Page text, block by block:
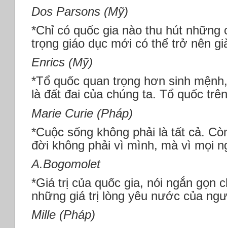
Dos Parsons (Mỹ)
*Chỉ có quốc gia nào thu hút những
trọng giáo dục mới có thể trở nên
Enrics (Mỹ)
*Tổ quốc quan trọng hơn sinh
là đất đai của chúng ta. Tổ quốc
Marie Curie (Pháp)
*Cuộc sống không phải là tất cả.
đời không phải vì mình, mà vì mọi
A.Bogomolet
*Giá trị của quốc gia, nói ngắn gọn
những giá trị lòng yêu nước của
Mille (Pháp)